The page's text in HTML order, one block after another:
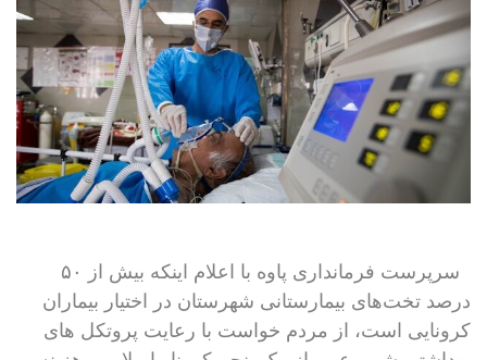
سرپرست فرمانداری پاوه با اعلام اینکه بیش از ۵۰
درصد تخت‌های بیمارستانی شهرستان در اختیار بیماران
کرونایی است، از مردم خواست با رعایت پروتکل های